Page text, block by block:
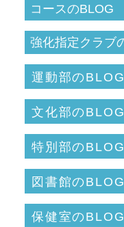
運動部のBLOG
文化部のBLOG
特別部のBLOG
図書館のBLOG
保健室のBLOG